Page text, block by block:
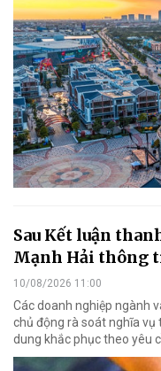
Sau Kết luận
Mạnh Hải thông
10/08/2026 11:00
Các doanh nghiệp ngành
chủ động rà soát nghĩa vụ
dung khắc phục theo yêu